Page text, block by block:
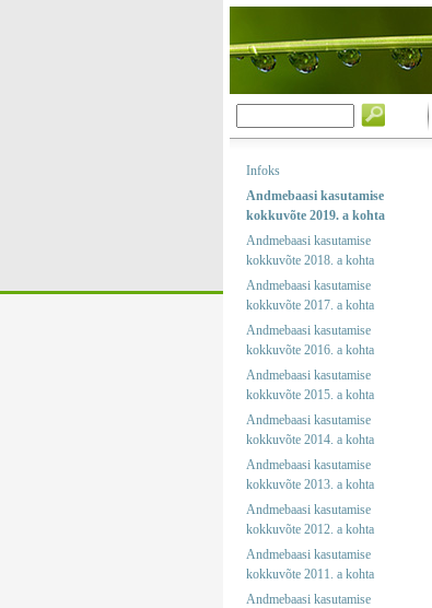
Infoks
Andmebaasi kasutamise
kokkuvõte 2019. a kohta
Andmebaasi kasutamise
kokkuvõte 2018. a kohta
Andmebaasi kasutamise
kokkuvõte 2017. a kohta
Andmebaasi kasutamise
kokkuvõte 2016. a kohta
Andmebaasi kasutamise
kokkuvõte 2015. a kohta
Andmebaasi kasutamise
kokkuvõte 2014. a kohta
Andmebaasi kasutamise
kokkuvõte 2013. a kohta
Andmebaasi kasutamise
kokkuvõte 2012. a kohta
Andmebaasi kasutamise
kokkuvõte 2011. a kohta
Andmebaasi kasutamise